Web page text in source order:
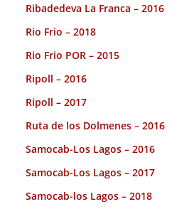
Ribadedeva La Franca – 2016
Rio Frio – 2018
Rio Frio POR – 2015
Ripoll – 2016
Ripoll – 2017
Ruta de los Dolmenes – 2016
Samocab-Los Lagos – 2016
Samocab-Los Lagos – 2017
Samocab-los Lagos – 2018